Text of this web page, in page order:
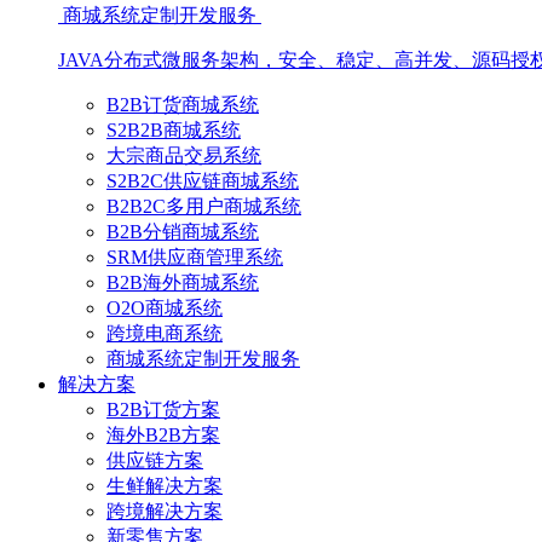
商城系统定制开发服务
JAVA分布式微服务架构，安全、稳定、高并发、源码授
B2B订货商城系统
S2B2B商城系统
大宗商品交易系统
S2B2C供应链商城系统
B2B2C多用户商城系统
B2B分销商城系统
SRM供应商管理系统
B2B海外商城系统
O2O商城系统
跨境电商系统
商城系统定制开发服务
解决方案
B2B订货方案
海外B2B方案
供应链方案
生鲜解决方案
跨境解决方案
新零售方案